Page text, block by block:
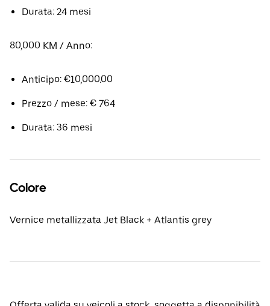
Durata: 24 mesi
80,000 KM / Anno:
Anticipo: €10,000.00
Prezzo / mese: € 764
Durata: 36 mesi
Colore
Vernice metallizzata Jet Black + Atlantis grey